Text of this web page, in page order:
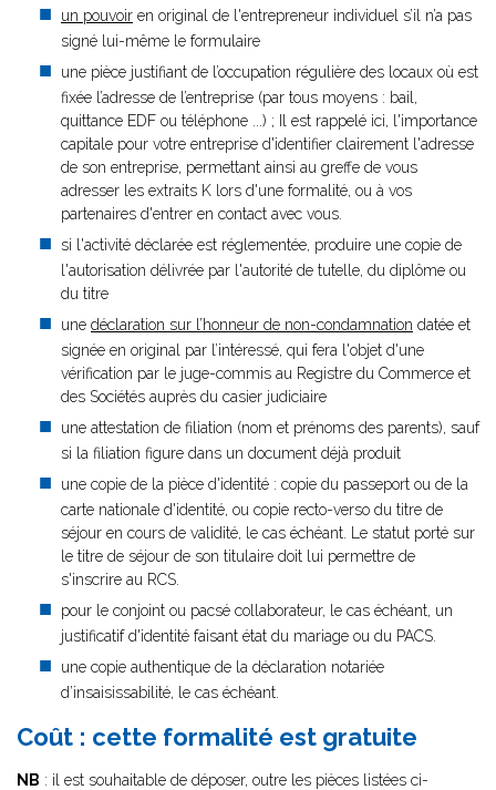
un pouvoir en original de l'entrepreneur individuel s’il n’a pas
signé lui-même le formulaire
une pièce justifiant de l’occupation régulière des locaux où est
fixée l’adresse de l’entreprise (par tous moyens : bail,
quittance EDF ou téléphone ...) ; Il est rappelé ici, l'importance
capitale pour votre entreprise d'identifier clairement l'adresse
de son entreprise, permettant ainsi au greffe de vous
adresser les extraits K lors d'une formalité, ou à vos
partenaires d'entrer en contact avec vous.
si l'activité déclarée est réglementée, produire une copie de
l'autorisation délivrée par l'autorité de tutelle, du diplôme ou
du titre
une déclaration sur l’honneur de non-condamnation datée et
signée en original par l’intéressé, qui fera l'objet d'une
vérification par le juge-commis au Registre du Commerce et
des Sociétés auprès du casier judiciaire
une attestation de filiation (nom et prénoms des parents), sauf
si la filiation figure dans un document déjà produit
une copie de la pièce d'identité : copie du passeport ou de la
carte nationale d'identité, ou copie recto-verso du titre de
séjour en cours de validité, le cas échéant. Le statut porté sur
le titre de séjour de son titulaire doit lui permettre de
s'inscrire au RCS.
pour le conjoint ou pacsé collaborateur, le cas échéant, un
justificatif d'identité faisant état du mariage ou du PACS.
une copie authentique de la déclaration notariée
d’insaisissabilité, le cas échéant.
Coût : cette formalité est gratuite
NB : il est souhaitable de déposer, outre les pièces listées ci-